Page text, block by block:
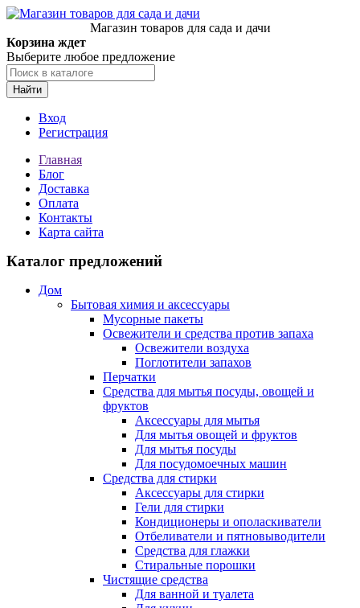
Магазин товаров для сада и дачи
Корзина ждет
Выберите любое предложение
Найти
Вход
Регистрация
Главная
Блог
Доставка
Оплата
Контакты
Карта сайта
Каталог предложений
Дом
Бытовая химия и аксессуары
Мусорные пакеты
Освежители и средства против запаха
Освежители воздуха
Поглотители запахов
Перчатки
Средства для мытья посуды, овощей и
фруктов
Аксессуары для мытья
Для мытья овощей и фруктов
Для мытья посуды
Для посудомоечных машин
Средства для стирки
Аксессуары для стирки
Гели для стирки
Кондиционеры и ополаскиватели
Отбеливатели и пятновыводители
Средства для глажки
Стиральные порошки
Чистящие средства
Для ванной и туалета